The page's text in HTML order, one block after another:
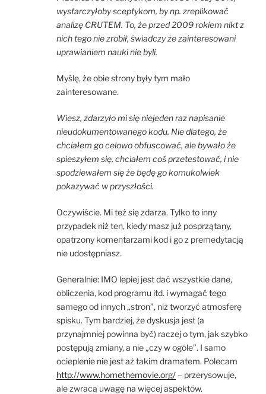
wystarczyłoby sceptykom, by np. zreplikować
analizę CRUTEM. To, że przed 2009 rokiem nikt z
nich tego nie zrobił, świadczy że zainteresowani
uprawianiem nauki nie byli.
Myślę, że obie strony były tym mało
zainteresowane.
Wiesz, zdarzyło mi się niejeden raz napisanie
nieudokumentowanego kodu. Nie dlatego, że
chciałem go celowo obfuscować, ale bywało że
spieszyłem się, chciałem coś przetestować, i nie
spodziewałem się że będę go komukolwiek
pokazywać w przyszłości.
Oczywiście. Mi też się zdarza. Tylko to inny
przypadek niż ten, kiedy masz już posprzątany,
opatrzony komentarzami kod i go z premedytacją
nie udostępniasz.
Generalnie: IMO lepiej jest dać wszystkie dane,
obliczenia, kod programu itd. i wymagać tego
samego od innych „stron”, niż tworzyć atmosferę
spisku. Tym bardziej, że dyskusja jest (a
przynajmniej powinna być) raczej o tym, jak szybko
postępują zmiany, a nie „czy w ogóle”. I samo
ocieplenie nie jest aż takim dramatem. Polecam
http://www.homethemovie.org/ – przerysowuje,
ale zwraca uwagę na więcej aspektów.